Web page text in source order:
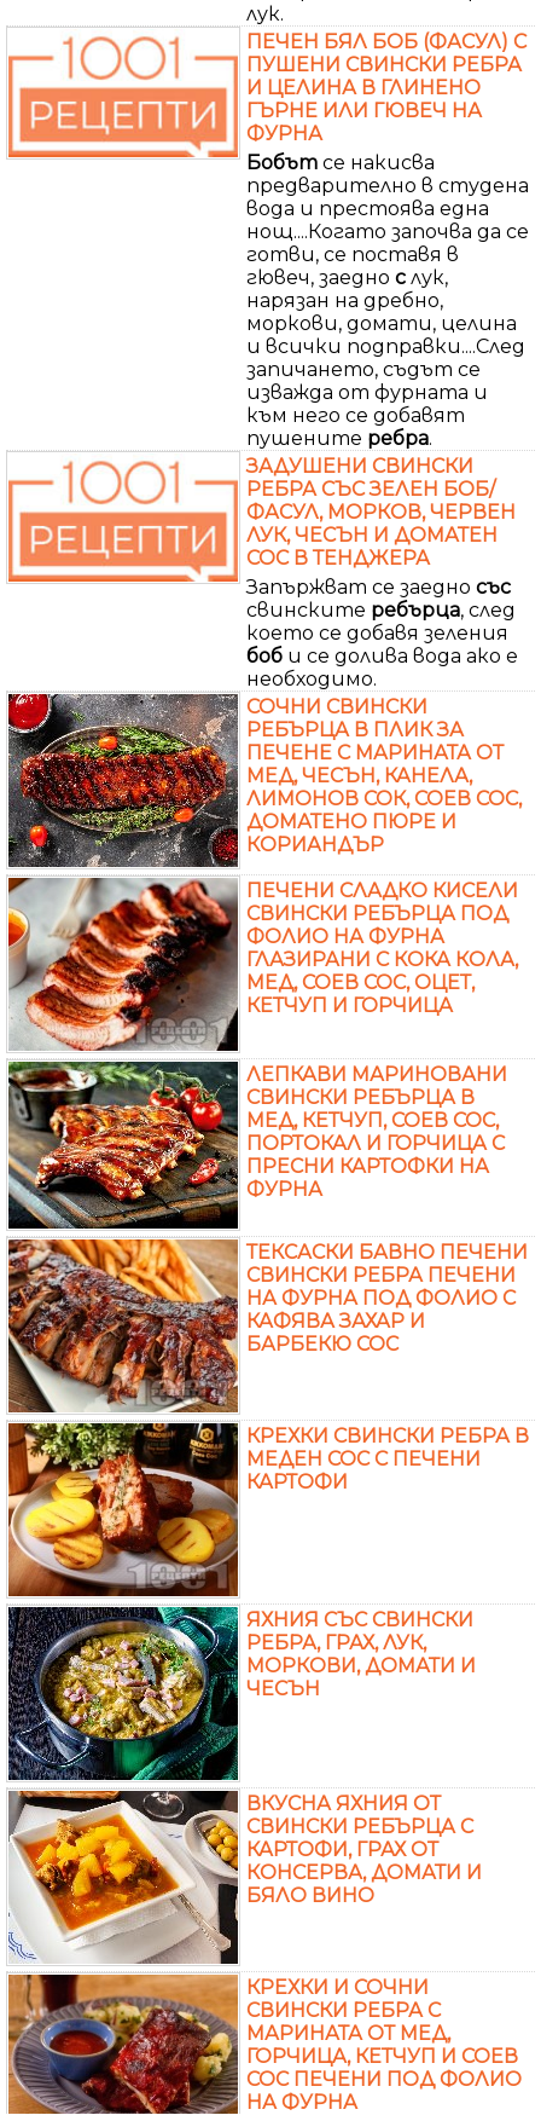
лук.
ПЕЧЕН БЯЛ БОБ (ФАСУЛ) С
ПУШЕНИ СВИНСКИ РЕБРА
И ЦЕЛИНА В ГЛИНЕНО
ГЪРНЕ ИЛИ ГЮВЕЧ НА
ФУРНА
Бобът се накисва
предварително в студена
вода и престоява една
нощ....Когато започва да се
готви, се поставя в
гювеч, заедно с лук,
нарязан на дребно,
моркови, домати, целина
и всички подправки....След
запичането, съдът се
изважда от фурната и
към него се добавят
пушените ребра.
ЗАДУШЕНИ СВИНСКИ
РЕБРА СЪС ЗЕЛЕН БОБ/
ФАСУЛ, МОРКОВ, ЧЕРВЕН
ЛУК, ЧЕСЪН И ДОМАТЕН
СОС В ТЕНДЖЕРА
Запържват се заедно със
свинските ребърца, след
което се добавя зеления
боб и се долива вода ако е
необходимо.
СОЧНИ СВИНСКИ
РЕБЪРЦА В ПЛИК ЗА
ПЕЧЕНЕ С МАРИНАТА ОТ
МЕД, ЧЕСЪН, КАНЕЛА,
ЛИМОНОВ СОК, СОЕВ СОС,
ДОМАТЕНО ПЮРЕ И
КОРИАНДЪР
ПЕЧЕНИ СЛАДКО КИСЕЛИ
СВИНСКИ РЕБЪРЦА ПОД
ФОЛИО НА ФУРНА
ГЛАЗИРАНИ С КОКА КОЛА,
МЕД, СОЕВ СОС, ОЦЕТ,
КЕТЧУП И ГОРЧИЦА
ЛЕПКАВИ МАРИНОВАНИ
СВИНСКИ РЕБЪРЦА В
МЕД, КЕТЧУП, СОЕВ СОС,
ПОРТОКАЛ И ГОРЧИЦА С
ПРЕСНИ КАРТОФКИ НА
ФУРНА
ТЕКСАСКИ БАВНО ПЕЧЕНИ
СВИНСКИ РЕБРА ПЕЧЕНИ
НА ФУРНА ПОД ФОЛИО С
КАФЯВА ЗАХАР И
БАРБЕКЮ СОС
КРЕХКИ СВИНСКИ РЕБРА В
МЕДЕН СОС С ПЕЧЕНИ
КАРТОФИ
ЯХНИЯ СЪС СВИНСКИ
РЕБРА, ГРАХ, ЛУК,
МОРКОВИ, ДОМАТИ И
ЧЕСЪН
ВКУСНА ЯХНИЯ ОТ
СВИНСКИ РЕБЪРЦА С
КАРТОФИ, ГРАХ ОТ
КОНСЕРВА, ДОМАТИ И
БЯЛО ВИНО
КРЕХКИ И СОЧНИ
СВИНСКИ РЕБРА С
МАРИНАТА ОТ МЕД,
ГОРЧИЦА, КЕТЧУП И СОЕВ
СОС ПЕЧЕНИ ПОД ФОЛИО
НА ФУРНА